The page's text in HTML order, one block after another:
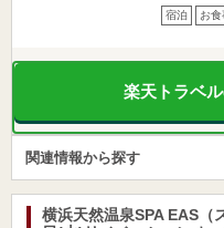
宿泊 お
楽天トラベ
関連情報から探す
横浜天然温泉SPA EAS（